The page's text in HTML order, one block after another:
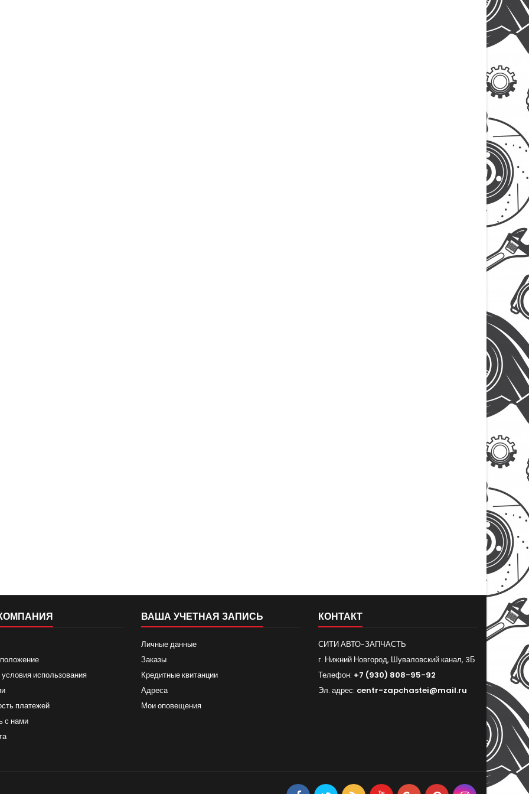
использования
платежей
с нами
ВАША УЧЕТНАЯ ЗАПИСЬ
Личные данные
Заказы
Кредитные квитанции
Адреса
Мои оповещения
КОНТАКТ
СИТИ АВТО-ЗАПЧАСТЬ
г. Нижний Новгород, Шуваловский канал, 3Б
Телефон: +7 (930) 808-95-92
Эл. адрес: centr-zapchastei@mail.ru